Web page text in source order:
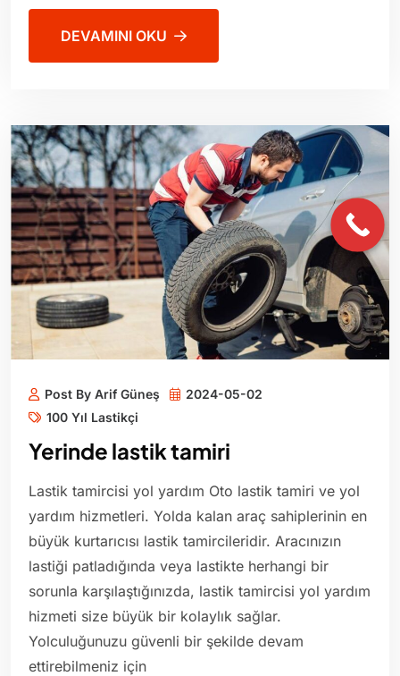
DEVAMINI OKU
Post By Arif Güneş
2024-05-02
100 Yıl Lastikçi
Yerinde lastik tamiri
Lastik tamircisi yol yardım Oto lastik tamiri ve yol
yardım hizmetleri. Yolda kalan araç sahiplerinin en
büyük kurtarıcısı lastik tamircileridir. Aracınızın
lastiği patladığında veya lastikte herhangi bir
sorunla karşılaştığınızda, lastik tamircisi yol yardım
hizmeti size büyük bir kolaylık sağlar.
Yolculuğunuzu güvenli bir şekilde devam
ettirebilmeniz için